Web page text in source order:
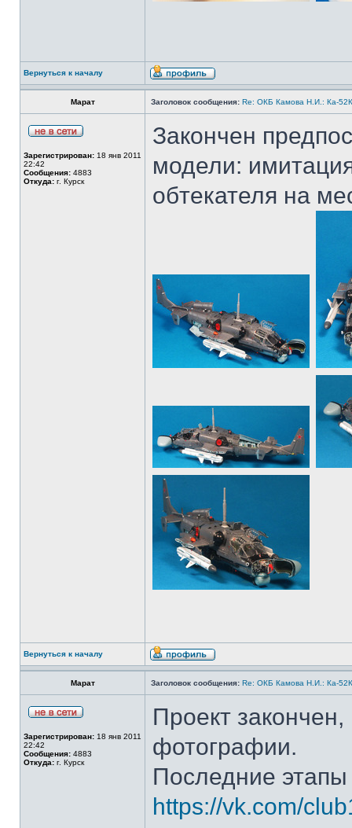
Вернуться к началу
Марат Заголовок сообщения: Re: ОКБ Камова Н.И.: Ка-
Зарегистрирован: 18 янв 2011
22:42
Сообщения: 4883
Откуда: г. Курск
Закончен
модели:
обтекателя на
Вернуться к началу
Марат Заголовок сообщения: Re: ОКБ Камова Н.И.: Ка-
Зарегистрирован: 18 янв 2011
22:42
Сообщения: 4883
Откуда: г. Курск
Проект
фотографии.
Последние этапы
https://vk.com/